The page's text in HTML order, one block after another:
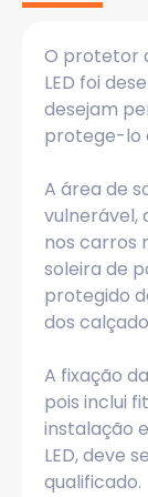
O protetor
LED foi
desejam
protege-lo
A área de
vulnerável,
nos carros
soleira de
protegido
dos
A fixação
pois inclui
instalação
LED, deve
qualificado.